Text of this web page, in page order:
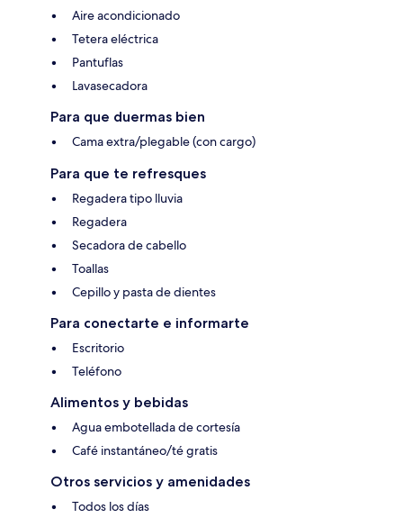
Aire acondicionado
Tetera eléctrica
Pantuflas
Lavasecadora
Para que duermas bien
Cama extra/plegable (con cargo)
Para que te refresques
Regadera tipo lluvia
Regadera
Secadora de cabello
Toallas
Cepillo y pasta de dientes
Para conectarte e informarte
Escritorio
Teléfono
Alimentos y bebidas
Agua embotellada de cortesía
Café instantáneo/té gratis
Otros servicios y amenidades
Todos los días